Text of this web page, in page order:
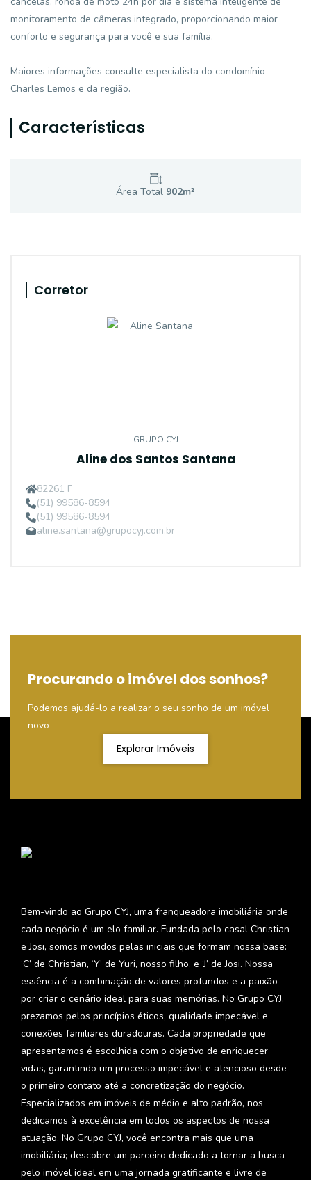
monitoramento de câmeras integrado, proporcionando maior
conforto e segurança para você e sua família.
Maiores informações consulte especialista do condomínio
Charles Lemos e da região.
Características
Área Total 902m²
Corretor
GRUPO CYJ
Aline dos Santos Santana
82261 F
(51) 99586-8594
(51) 99586-8594
aline.santana@grupocyj.com.br
Procurando o imóvel dos sonhos?
Podemos ajudá-lo a realizar o seu sonho de um imóvel
novo
Explorar Imóveis
Bem-vindo ao Grupo CYJ, uma franqueadora imobiliária onde
cada negócio é um elo familiar. Fundada pelo casal Christian
e Josi, somos movidos pelas iniciais que formam nossa base:
‘C’ de Christian, ‘Y’ de Yuri, nosso filho, e ‘J’ de Josi. Nossa
essência é a combinação de valores profundos e a paixão
por criar o cenário ideal para suas memórias. No Grupo CYJ,
prezamos pelos princípios éticos, qualidade impecável e
conexões familiares duradouras. Cada propriedade que
apresentamos é escolhida com o objetivo de enriquecer
vidas, garantindo um processo impecável e atencioso desde
o primeiro contato até a concretização do negócio.
Especializados em imóveis de médio e alto padrão, nos
dedicamos à excelência em todos os aspectos de nossa
atuação. No Grupo CYJ, você encontra mais que uma
imobiliária; descobre um parceiro dedicado a tornar a busca
pelo imóvel ideal em uma jornada gratificante e livre de